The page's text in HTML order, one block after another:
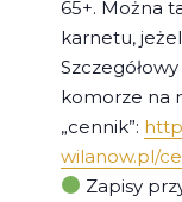
65+. Można
karnetu,
komorze na
„cennik”:
wilanow.pl/
Zapisy